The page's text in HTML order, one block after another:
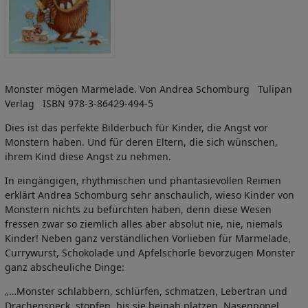
Monster mögen Marmelade. Von Andrea Schomburg Tulipan
Verlag ISBN 978-3-86429-494-5
Dies ist das perfekte Bilderbuch für Kinder, die Angst vor
Monstern haben. Und für deren Eltern, die sich wünschen,
ihrem Kind diese Angst zu nehmen.
In eingängigen, rhythmischen und phantasievollen Reimen
erklärt Andrea Schomburg sehr anschaulich, wieso Kinder von
Monstern nichts zu befürchten haben, denn diese Wesen
fressen zwar so ziemlich alles aber absolut nie, nie, niemals
Kinder! Neben ganz verständlichen Vorlieben für Marmelade,
Currywurst, Schokolade und Apfelschorle bevorzugen Monster
ganz abscheuliche Dinge:
„…Monster schlabbern, schlürfen, schmatzen, Lebertran und